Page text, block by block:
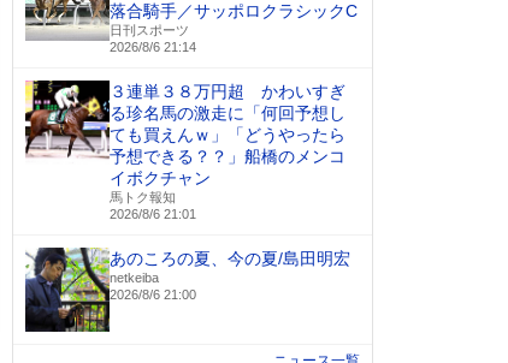
落合騎手／サッポロクラシックC
日刊スポーツ
2026/8/6 21:14
３連単３８万円超 かわいすぎ
る珍名馬の激走に「何回予想し
ても買えんｗ」「どうやったら
予想できる？？」船橋のメンコ
イボクチャン
馬トク報知
2026/8/6 21:01
あのころの夏、今の夏/島田明宏
netkeiba
2026/8/6 21:00